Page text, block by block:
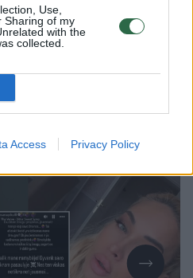
Use,
Sharing of my
with the
collected.
Access Privacy Policy
m.) ir Dominyko
viešai
įgauna naują